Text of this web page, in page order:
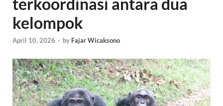
kelompok
April 10, 2026 - by Fajar Wicaksono